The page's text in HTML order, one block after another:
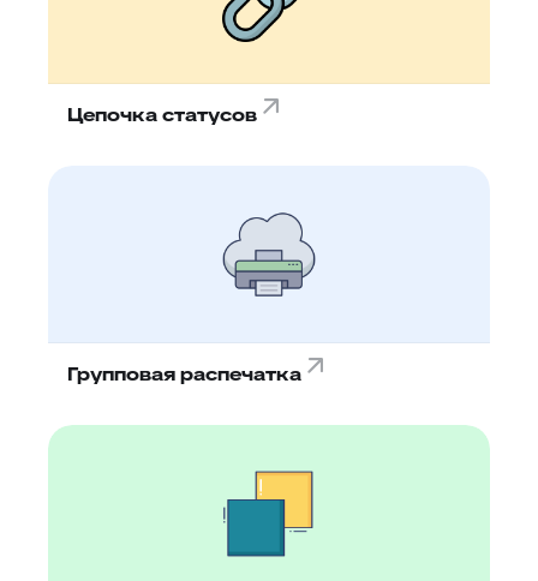
Цепочка статусов
Групповая распечатка